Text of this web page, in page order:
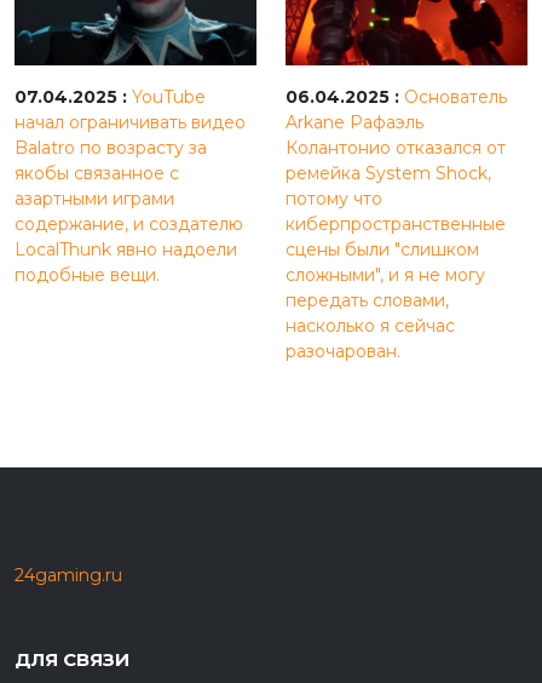
07.04.2025 : YouTube
начал ограничивать видео
Balatro по возрасту за
якобы связанное с
азартными играми
содержание, и создателю
LocalThunk явно надоели
подобные вещи.
06.04.2025 : Основатель
Arkane Рафаэль
Колантонио отказался от
ремейка System Shock,
потому что
киберпространственные
сцены были "слишком
сложными", и я не могу
передать словами,
насколько я сейчас
разочарован.
24gaming.ru
ДЛЯ СВЯЗИ